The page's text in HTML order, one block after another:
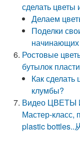
сделать цветы
Делаем
Поделки
начинающих
Ростовые
бутылок
Как сделать
клумбы?
Видео
Мастер-класс,
plastic bottles..